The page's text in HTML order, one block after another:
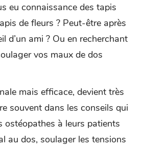
eu connaissance des tapis
de fleurs ? Peut-être après
d’un ami ? Ou en recherchant
vos maux de dos
mais efficace, devient très
souvent dans les conseils qui
ostéopathes à leurs patients
au dos, soulager les tensions